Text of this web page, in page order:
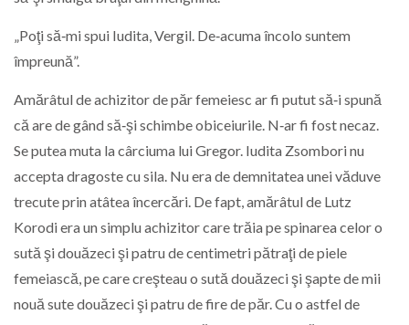
„Poţi să‑mi spui Iudita, Vergil. De‑acuma încolo suntem
împreună”.
Amărâtul de achizitor de păr femeiesc ar fi putut să‑i spună
că are de gând să‑şi schimbe obiceiurile. N‑ar fi fost necaz.
Se putea muta la cârciuma lui Gregor. Iudita Zsombori nu
accepta dragoste cu sila. Nu era de demnitatea unei văduve
trecute prin atâtea încercări. De fapt, amărâtul de Lutz
Korodi era un simplu achizitor care trăia pe spinarea celor o
sută şi douăzeci şi patru de centimetri pătraţi de piele
femeiască, pe care creşteau o sută douăzeci şi şapte de mii
nouă sute douăzeci şi patru de fire de păr. Cu o astfel de